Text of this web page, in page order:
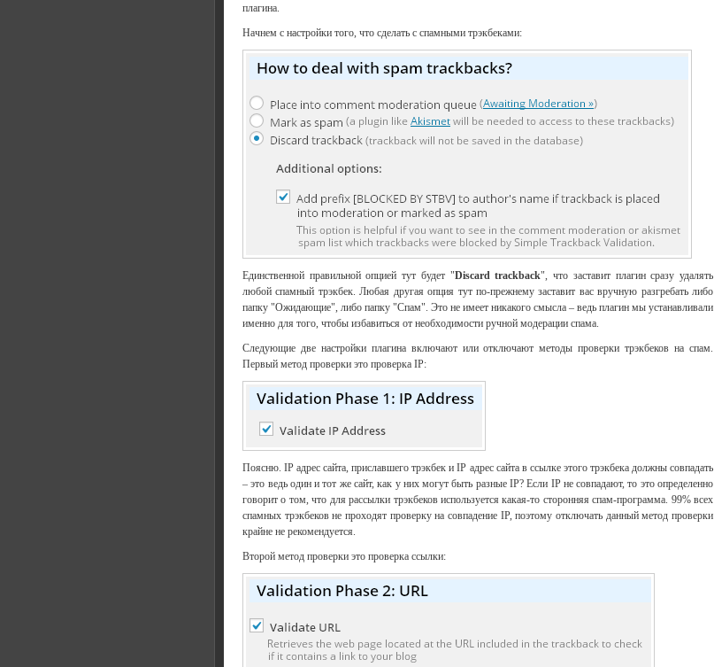
плагина.
Начнем с настройки того, что сделать с спамными трэкбеками:
Единственной правильной опцией тут будет "Discard trackback", что заставит плагин сразу удалять
любой спамный трэкбек. Любая другая опция тут по-прежнему заставит вас вручную разгребать либо
папку "Ожидающие", либо папку "Спам". Это не имеет никакого смысла – ведь плагин мы устанавливали
именно для того, чтобы избавиться от необходимости ручной модерации спама.
Следующие две настройки плагина включают или отключают методы проверки трэкбеков на спам.
Первый метод проверки это проверка IP:
Поясню. IP адрес сайта, приславшего трэкбек и IP адрес сайта в ссылке этого трэкбека должны совпадать
– это ведь один и тот же сайт, как у них могут быть разные IP? Если IP не совпадают, то это определенно
говорит о том, что для рассылки трэкбеков используется какая-то сторонняя спам-программа. 99% всех
спамных трэкбеков не проходят проверку на совпадение IP, поэтому отключать данный метод проверки
крайне не рекомендуется.
Второй метод проверки это проверка ссылки: